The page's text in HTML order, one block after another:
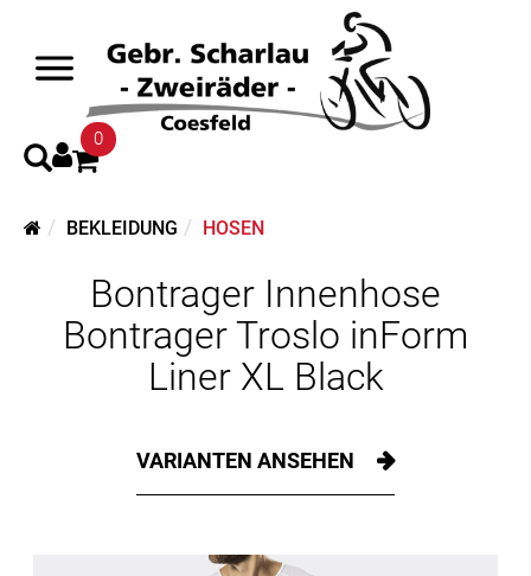
0
BEKLEIDUNG HOSEN
Bontrager Innenhose
Bontrager Troslo inForm
Liner XL Black
VARIANTEN ANSEHEN